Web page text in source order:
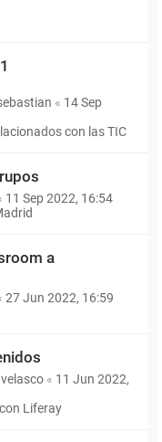
« 14 Sep
con las TIC
11 Sep 2022, 16:54
a
27 Jun 2022, 16:59
« 11 Jun 2022,
Liferay